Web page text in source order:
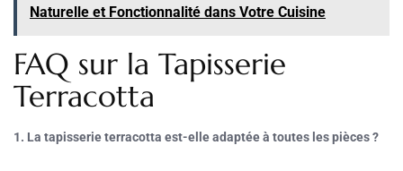
Naturelle et Fonctionnalité dans Votre Cuisine
FAQ sur la Tapisserie
Terracotta
1. La tapisserie terracotta est-elle adaptée à toutes les pièces ?